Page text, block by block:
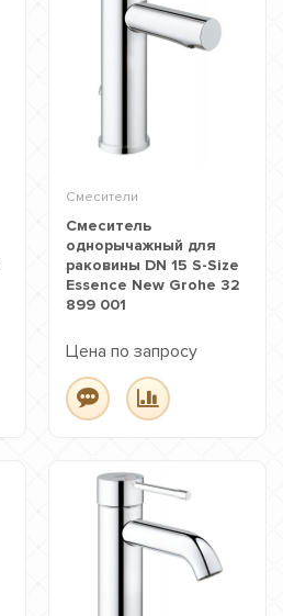
Смесители
Смеситель
однорычажный для
раковины DN 15 S-Size
Essence New Grohe 32
899 001
Цена по запросу